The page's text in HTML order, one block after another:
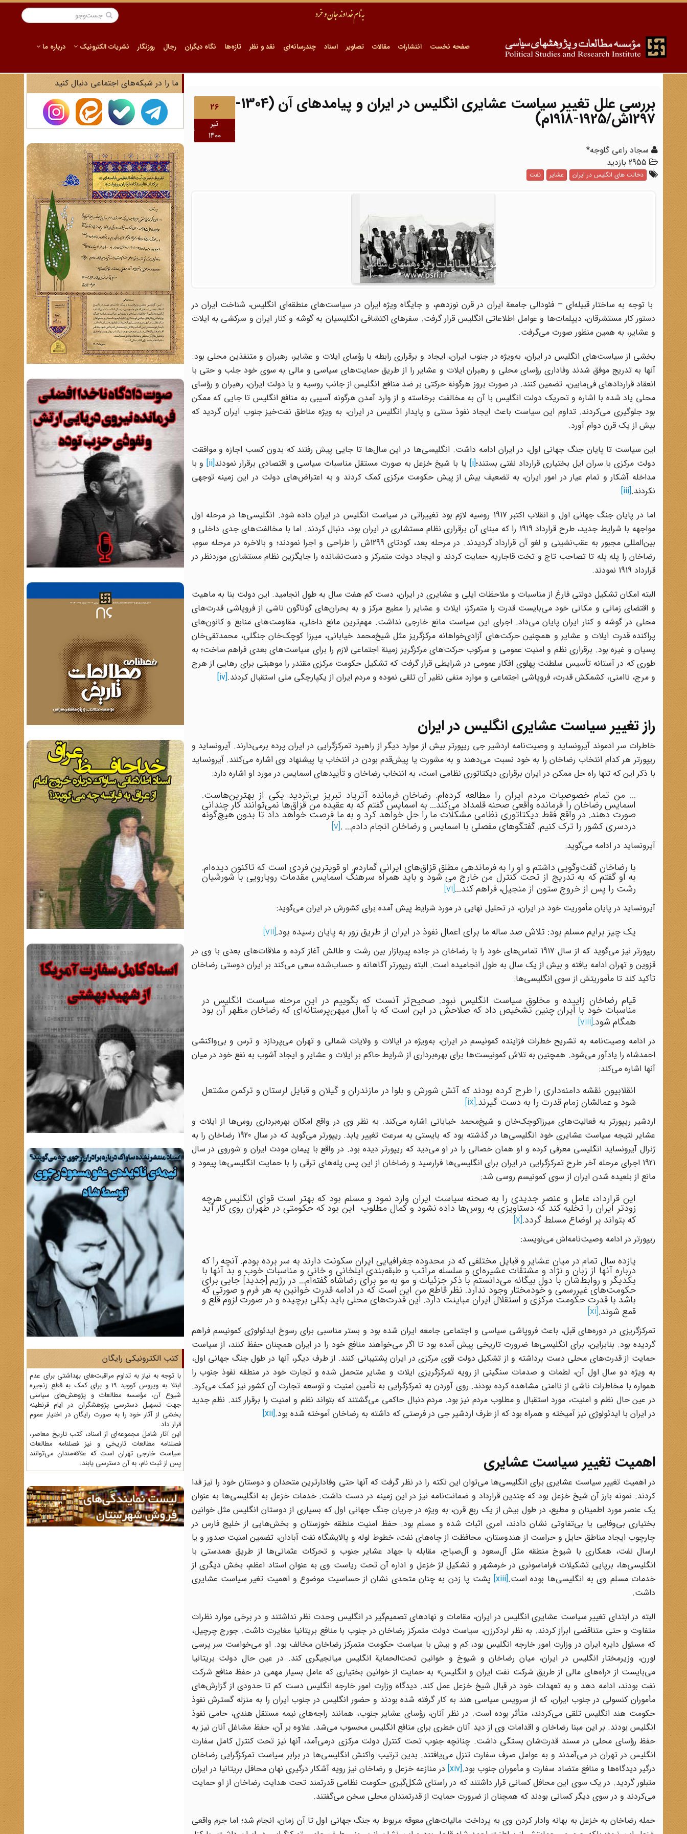
صفحه نخست انتشارات مقالات تصاویر اسناد چندرسانه‌ای نقد و نظر تازه‌ها نگاه دیگران رجال روزنگار نشریات الکترونیک درباره ما
26
تیر
1400
بررسی علل تغییر سیاست عشایری انگلیس در ایران و پیامدهای آن (1304-
1297ش/1925-1918م)
سجاد راعی گلوجه*
دخالت های انگلیس در ایران عشایر نفت
با توجه به ساختار قبیله‌ای – فئودالی جامعة ایران در قرن نوزدهم، و جایگاه ویژه ایران در سیاست‌های منطقه‌ای انگلیس، شناخت ایران در
دستور کار مستشرقان، دیپلمات‌ها و عوامل اطلاعاتی انگلیس قرار گرفت. سفرهای اکتشافی انگلیسیان به گوشه و کنار ایران و سرکشی به ایلات
و عشایر، به همین منظور صورت می‌گرفت.
بخشی از سیاست‌های انگلیس در ایران، به‌ویژه در جنوب ایران، ایجاد و برقراری رابطه با رؤسای ایلات و عشایر، رهبران و متنفذین محلی بود.
آنها به تدریج موفق شدند وفاداری رؤسای محلی و رهبران ایلات و عشایر را از طریق حمایت‌های سیاسی و مالی به سوی خود جلب و حتی با
انعقاد قراردادهای فی‌مابین، تضمین کنند. در صورت بروز هرگونه حرکتی بر ضد منافع انگلیس از جانب روسیه و یا دولت ایران، رهبران و رؤسای
محلی یاد شده با اشاره و تحریک دولت انگلیس با آن به مخالفت برخاسته و از وارد آمدن هرگونه آسیبی به منافع انگلیس تا جایی که ممکن
بود جلوگیری می‌کردند. تداوم این سیاست باعث ایجاد نفوذ سنتی و پایدار انگلیس در ایران، به ویژه مناطق نفت‌خیز جنوب ایران گردید که
بیش از یک قرن دوام آورد.
این سیاست تا پایان جنگ جهانی اول، در ایران ادامه داشت. انگلیسی‌ها در این سال‌ها تا جایی پیش رفتند که بدون کسب اجازه و موافقت
دولت مرکزی با سران ایل بختیاری قرارداد نفتی بستند؛[i] یا با شیخ خزعل به صورت مستقل مناسبات سیاسی و اقتصادی برقرار نمودند[ii] و با
مداخله آشکار و تمام عیار در امور ایران، به تضعیف بیش از پیش حکومت مرکزی کمک کردند و به اعتراض‌های دولت در این زمینه توجهی
نکردند.[iii]
اما در پایان جنگ جهانی اول و انقلاب اکتبر 1917 روسیه لازم بود تغییراتی در سیاست انگلیس در ایران داده شود. انگلیسی‌ها در مرحله اول
مواجهه با شرایط جدید، طرح قرارداد 1919 را که مبنای آن برقراری نظام مستشاری در ایران بود، دنبال کردند. اما با مخالفت‌های جدی داخلی و
بین‌المللی مجبور به عقب‌نشینی و لغو آن قرارداد گردیدند. در مرحله بعد، کودتای 1299ش را طراحی و اجرا نمودند؛ و بالاخره در مرحله سوم،
رضاخان را پله پله تا تصاحب تاج و تخت قاجاریه حمایت کردند و ایجاد دولت متمرکز و دست‌نشانده را جایگزین نظام مستشاری موردنظر در
قرارداد 1919 نمودند.
البته امکان تشکیل دولتی فارغ از مناسبات و ملاحظات ایلی و عشایری در ایران، دست کم هفت سال به طول انجامید. این دولت بنا به ماهیت
و اقتضای زمانی و مکانی خود می‌بایست قدرت را متمرکز، ایلات و عشایر را مطیع مرکز و به بحران‌های گوناگون ناشی از فروپاشی قدرت‌های
محلی در گوشه و کنار ایران پایان می‌داد. اجرای این سیاست مانع خارجی نداشت. مهم‌ترین مانع داخلی، مقاومت‌های منابع و کانون‌های
پراکنده قدرت ایلات و عشایر و همچنین حرکت‌های آزادی‌خواهانه مرکزگریز مثل شیخ‌محمد خیابانی، میرزا کوچک‌خان جنگلی، محمدتقی‌خان
پسیان و غیره بود. برقراری نظم و امنیت عمومی و سرکوب حرکت‌های مرکزگریز زمینة اجتماعی لازم را برای سیاست‌های بعدی فراهم ساخت؛ به
طوری که در آستانه تأسیس سلطنت پهلوی افکار عمومی در شرایطی قرار گرفت که تشکیل حکومت مرکزی مقتدر را موهبتی برای رهایی از هرج
و مرج، ناامنی، کشمکش قدرت، فروپاشی اجتماعی و موارد منفی نظیر آن تلقی نموده و مردم ایران از یکپارچگی ملی استقبال کردند.[iv]
راز تغییر سیاست عشایری انگلیس در ایران
خاطرات سر ادموند آیرونساید و وصیت‌نامه اردشیر جی ریپورتر بیش از موارد دیگر از راهبرد تمرکزگرایی در ایران پرده برمی‌دارند. آیرونساید و
ریپورتر هر کدام انتخاب رضاخان را به خود نسبت می‌دهند و به مشورت یا پیش‌قدم بودن در انتخاب یا پیشنهاد وی اشاره می‌کنند. آیرونساید
با ذکر این که تنها راه حل ممکن در ایران برقراری دیکتاتوری نظامی است، به انتخاب رضاخان و تأییدهای اسمایس در مورد او اشاره دارد:
... من تمام خصوصیات مردم ایران را مطالعه کرده‌ام. رضاخان فرمانده آتریاد تبریز بی‌تردید یکی از بهترین‌هاست.
اسمایس رضاخان را فرمانده واقعی صحنه قلمداد می‌کند... به اسمایس گفتم که به عقیده من قزاق‌ها نمی‌توانند کار چندانی
صورت دهند. در واقع فقط دیکتاتوری نظامی مشکلات ما را حل خواهد کرد و به ما فرصت خواهد داد تا بدون هیچ‌گونه
دردسری کشور را ترک کنیم. گفتگوهای مفصلی با اسمایس و رضاخان انجام دادم... .[v]
آیرونساید در ادامه می‌گوید:
با رضاخان گفت‌وگویی داشتم و او را به فرماندهی مطلق قزاق‌های ایرانی گماردم. او قویترین فردی است که تاکنون دیده‌ام.
به او گفتم که به تدریج از تحت کنترل من خارج می شود و باید همراه سرهنگ اسمایس مقدمات رویارویی با شورشیان
رشت را پس از خروج ستون از منجیل، فراهم کند...[vi]
آیرونساید در پایان مأموریت خود در ایران، در تحلیل نهایی در مورد شرایط پیش آمده برای کشورش در ایران می‌گوید:
یک چیز برایم مسلم بود: تلاش صد ساله ما برای اعمال نفوذ در ایران از طریق زور به پایان رسیده بود.[vii]
ریپورتر نیز می‌گوید که از سال 1917 تماس‌های خود را با رضاخان در جاده پیربازار بین رشت و طالش آغاز کرده و ملاقات‌های بعدی با وی در
قزوین و تهران ادامه یافته و بیش از یک سال به طول انجامیده است. البته ریپورتر آگاهانه و حساب‌شده سعی می‌کند بر ایران دوستی رضاخان
تأکید کند تا مأموریتش از سوی انگلیسی‌ها:
قیام رضاخان زاییده و مخلوق سیاست انگلیس نبود. صحیح‌تر آنست که بگوییم در این مرحله سیاست انگلیس در
مناسبات خود با ایران چنین تشخیص داد که صلاحش در این است که با آمال میهن‌پرستانه‌ای که رضاخان مظهر آن بود
همگام شود.[viii]
در ادامه وصیت‌نامه به تشریح خطرات فزاینده کمونیسم در ایران، به‌ویژه در ایالات و ولایات شمالی و تهران می‌پردازد و ترس و بی‌واکنشی
احمدشاه را یادآور می‌شود. همچنین به تلاش کمونیست‌ها برای بهره‌برداری از شرایط حاکم بر ایلات و عشایر و ایجاد آشوب به نفع خود در میان
آنها اشاره می‌کند:
انقلابیون نقشه دامنه‌داری را طرح کرده بودند که آتش شورش و بلوا در مازندران و گیلان و قبایل لرستان و ترکمن مشتعل
شود و عمالشان زمام قدرت را به دست گیرند.[ix]
اردشیر ریپورتر به فعالیت‌های میرزاکوچک‌خان و شیخ‌محمد خیابانی اشاره می‌کند. به نظر وی در واقع امکان بهره‌برداری روس‌ها از ایلات و
عشایر نتیجه سیاست عشایری خود انگلیسی‌ها در گذشته بود که ‌بایستی به سرعت تغییر یابد. ریپورتر می‌گوید که در سال 1920 رضاخان را به
ژنرال آیرونساید انگلیسی معرفی کرده و او همان خصالی را در او می‌دید که ریپورتر دیده بود. در واقع با پیمان مودت ایران و شوروی در سال
1921 اجرای مرحله آخر طرح تمرکزگرایی در ایران برای انگلیسی‌ها فرارسید و رضاخان از این پس پله‌های ترقی را با حمایت انگلیسی‌ها پیمود و
مانع از بلعیده شدن ایران از سوی کمونیسم روسی شد:
این قرارداد، عامل و عنصر جدیدی را به صحنه سیاست ایران وارد نمود و مسلم بود که بهتر است قوای انگلیس هرچه
زودتر ایران را تخلیه کند که دستاویزی به روس‌ها داده نشود و کمال مطلوب این بود که حکومتی در طهران روی کار آید
که بتواند بر اوضاع مسلط گردد.[x]
ریپورتر در ادامه وصیت‌نامه‌اش می‌نویسد:
یازده سال تمام در میان عشایر و قبایل مختلفی که در محدوده جغرافیایی ایران سکونت دارند به سر برده بودم. آنچه را که
درباره آنها از زبان و نژاد و مشتقات عشیره‌ای و سلسله مراتب و طبقه‌بندی ایلخانی و خانی و مناسبات خوب و بد آنها با
یکدیگر و روابط‌شان با دول بیگانه می‌دانستم با ذکر جزئیات و مو به مو برای رضاشاه گفته‌ام... در رژیم [جدید] جایی برای
حکومت‌های غیررسمی و خودمختار وجود ندارد. نظر قاطع من این است که در ادامه قدرت خوانین به هر فرم و صورتی که
باشد با قدرت حکومت مرکزی و استقلال ایران مباینت دارد. این قدرت‌های محلی باید بکلی برچیده و در صورت لزوم قلع و
قمع شوند.[xi]
تمرکزگریزی در دوره‌های قبل، باعث فروپاشی سیاسی و اجتماعی جامعه ایران شده بود و بستر مناسبی برای رسوخ ایدئولوژی کمونیسم فراهم
گردیده بود. بنابراین، برای انگلیسی‌ها ضرورت تاریخی پیش آمده بود تا اگر می‌خواهند منافع خود را در ایران همچنان حفظ کنند، از سیاست
حمایت از قدرت‌های محلی دست برداشته و از تشکیل دولت قوی مرکزی در ایران پشتیبانی کنند. از طرف دیگر، آنها در طول جنگ جهانی اول،
به ویژه دو سال اول آن، لطمات و صدمات سنگینی از رویه تمرکزگریزی ایلات و عشایر متحمل شده و تجارت خود در منطقه نفوذ جنوب را
همواره با مخاطرات ناشی از ناامنی مشاهده کرده بودند. روی آوردن به تمرکزگرایی به تأمین امنیت و توسعه تجارت آن کشور نیز کمک می‌کرد.
در عین حال نظم و امنیت، مورد استقبال و مطلوب مردم نیز بود. مردم دنبال حاکمی می‌گشتند که بتواند نظم و امنیت را برقرار کند. نظم جدید
در ایران با ایدئولوژی نیز آمیخته و همراه بود که از طرف اردشیر جی در فرصتی که داشته به رضاخان آموخته شده بود.[xii]
اهمیت تغییر سیاست عشایری
در اهمیت تغییر سیاست عشایری برای انگلیسی‌ها می‌توان این نکته را در نظر گرفت که آنها حتی وفادارترین متحدان و دوستان خود را نیز فدا
کردند. نمونه بارز آن شیخ خزعل بود که چندین قرارداد و ضمانت‌نامه نیز در این زمینه در دست داشت. خدمات خزعل به انگلیسی‌ها به عنوان
یک عنصر مورد اطمینان و مطیع، در طول بیش از یک ربع قرن، به ویژه در جریان جنگ جهانی اول که بسیاری از دوستان انگلیس مثل خوانین
بختیاری بی‌وفایی یا بی‌تفاوتی نشان دادند، امری اثبات شده و مسلم بود. حفظ امنیت منطقه خوزستان و بخش‌هایی از خلیج فارس در
چارچوب ایجاد مناطق حایل و حراست از هندوستان، محافظت از چاه‌های نفت، خطوط لوله و پالایشگاه نفت آبادان، تضمین امنیت صدور و یا
ارسال نفت، همکاری با شیوخ منطقه مثل آل‌سعود و آل‌صباح، مقابله با جهاد عشایر جنوب و تحرکات عثمانی‌ها از طریق همدستی با
انگلیسی‌ها، برپایی تشکیلات فراماسونری در خرمشهر و تشکیل لژ خزعل و اداره آن تحت ریاست وی به عنوان استاد اعظم، بخش دیگری از
خدمات مسلم وی به انگلیسی‌ها بوده است.[xiii]
پشت پا زدن به چنان متحدی نشان از حساسیت موضوع و اهمیت تغیر سیاست عشایری
داشت.
البته در ابتدای تغییر سیاست عشایری انگلیس در ایران، مقامات و نهادهای تصمیم‌گیر در انگلیس وحدت نظر نداشتند و در برخی موارد نظرات
متفاوت و حتی متناقضی ابراز کردند. به نظر لرد‌کرزن، سیاست دولت متمرکز رضاخان در جنوب با منافع بریتانیا مغایرت داشت. جورج چرچیل،
که مسئول دایره ایران در وزارت امور خارجه انگلیس بود، کم و بیش با سیاست حکومت متمرکز رضاخان مخالف بود. او می‌خواست سر پرسی
لورن، وزیرمختار انگلیس در ایران، میان رضاخان و شیوخ و خوانین تحت‌الحمایة انگلیس میانجیگری کند. در عین حال دولت بریتانیا
می‌بایست از «راه‌های مالی از طریق شرکت نفت ایران و انگلیس» به حمایت از خوانین بختیاری که عامل بسیار مهمی در حفظ منافع شرکت
نفت بودند، ادامه دهد و به تعهدات خود در قبال شیخ خزعل عمل کند. دیدگاه وزارت امور خارجه انگلیس دست کم تا حدودی از گزارش‌های
مأموران کنسولی در جنوب ایران، که از سرویس سیاسی هند به کار گرفته شده بودند و حضور انگلیس در جنوب ایران را به منزله گسترش نفوذ
حکومت هند انگلیس تلقی می‌کردند، متأثر بوده است. در نظر آنان، رؤسای عشایر جنوب، همانند راجه‌های نیمه مستقل هندی، حامی نفوذ
انگلیس بودند. بر این مبنا رضاخان و اقدامات وی از دید آنان خطری برای منافع انگلیس محسوب می‌شد. علاوه بر آن، حفظ مشاغل آنان نیز به
حفظ رؤسای محلی در مسند قدرت‌شان بستگی داشت. چنانچه جنوب تحت کنترل دولت‌ مرکزی درمی‌آمد، آنها نیز تحت کنترل کامل سفارت
انگلیس در تهران در می‌آمدند و به عوامل صرف سفارت تنزل می‌یافتند. بدین ترتیب واکنش انگلیسی‌ها در برابر سیاست تمرکزگرایی رضاخان
درگیر دیدگاه‌ها و منافع متضاد سفارت و مأموران جنوب بود.[xiv]
در منازعه خزعل و رضاخان نیز رویه آشکار درگیری نهان محافل بریتانیا در ایران
متبلور گردید. در یک سوی این محافل کسانی قرار داشتند که در راستای شکل‌گیری حکومت نظامی قدرتمند تحت هدایت رضاخان از او حمایت
می‌کردند و در سوی دیگر کسانی بودند که همچنان از ضرورت حمایت از قدرتمندان محلی سخن می‌گفتند.
حمله رضاخان به خزعل به بهانه وادار کردن وی به پرداخت مالیات‌های معوقه مربوط به جنگ جهانی اول تا آن زمان، انجام شد؛ اما جرم واقعی
ما را در شبکه‌های اجتماعی دنبال کنید
کتب الکترونیکی رایگان
با توجه به نیاز به تداوم مراقبت‌های بهداشتی برای عدم
ابتلا به ویروس کووید 19 و برای کمک به قطع زنجیره
شیوع آن، مؤسسه مطالعات و پژوهش‌های سیاسی
جهت تسهیل دسترسی پژوهشگران در ایام قرنطینه
بخشی از آثار خود را به صورت رایگان در اختیار عموم
قرار داد.
این آثار شامل مجموعه‌ای از اسناد، کتب تاریخ معاصر،
فصلنامه‌ مطالعات تاریخی و نیز فصلنامه مطالعات
سیاست خارجی تهران است که علاقه‌مندان می‌توانند
پس از ثبت نام، به آن دسترسی یابند.